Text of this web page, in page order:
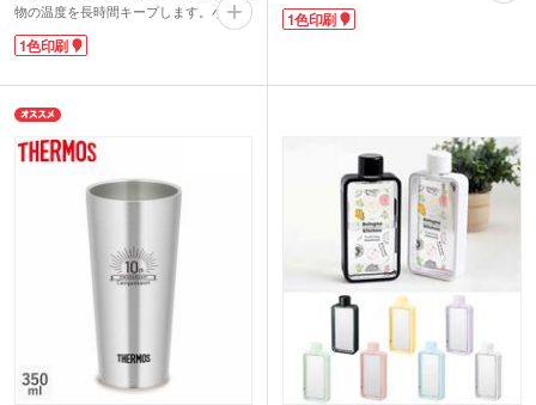
物の温度を長時間キープします。小さめ
バッグにも入れやすいコンパクトな
320mlサイズ。プッシュボタンを上にス
す。
名入れ印刷の映えるシンプルデザイン。
マット塗装で使うシーンや世代を問わず
お使いいただけます。企業やブランドロ
ゴを入れた記念品制作にいかがでしょう
1色印刷
PM6時までに飲むと、約1Lのお水を摂取
目盛りの反対面に1色印刷ができます。
健康と美容関連のノベルティとして、オ
リジナルボトルが作れます。入会特典や
キャンペーンにおすすめです。
1色印刷